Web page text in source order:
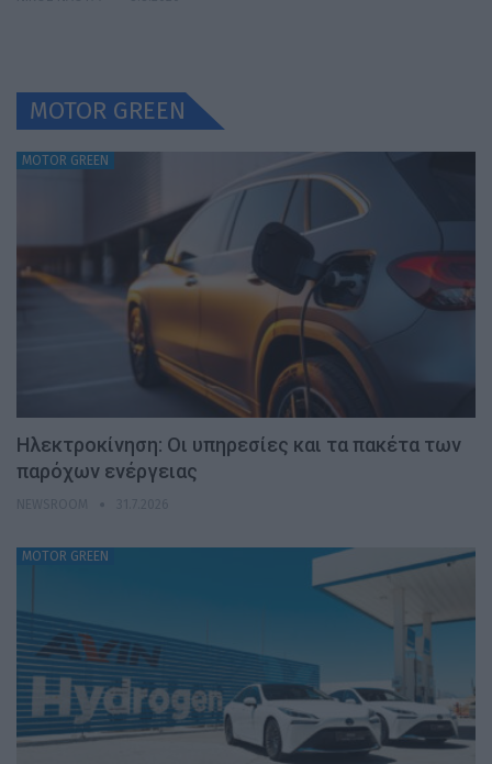
MOTOR GREEN
MOTOR GREEN
Ηλεκτροκίνηση: Οι υπηρεσίες και τα πακέτα των
παρόχων ενέργειας
MOTOR GREEN